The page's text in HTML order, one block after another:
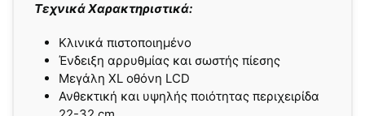
Τεχνικά Χαρακτηριστικά:
Κλινικά πιστοποιημένο
Ένδειξη αρρυθμίας και σωστής πίεσης
Μεγάλη XL οθόνη LCD
Ανθεκτική και υψηλής ποιότητας περιχειρίδα